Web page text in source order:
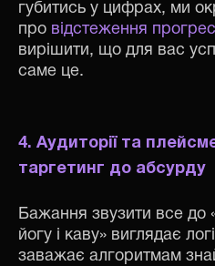
губитись у цифрах, ми
про відстеження
вирішити, що для вас
саме це.
4. Аудиторії та
таргетинг до абсурду
Бажання звузити все до
йогу і каву» виглядає
заважає алгоритмам